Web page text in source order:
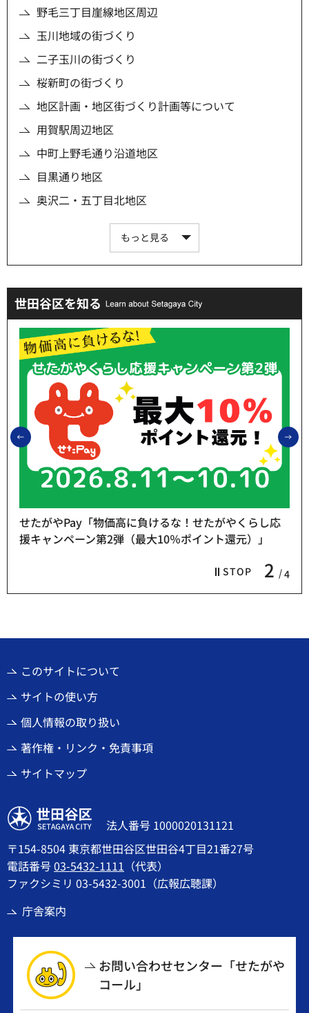
野毛三丁目崖線地区周辺
玉川地域の街づくり
二子玉川の街づくり
桜新町の街づくり
地区計画・地区街づくり計画等について
用賀駅周辺地区
中町上野毛通り沿道地区
目黒通り地区
奥沢二・五丁目北地区
もっと見る
世田谷区を知る
前のスライドを表示
STOP 2 4
せたがやPay「物価高に負けるな！せたがやくらし応
援キャンペーン第2弾（最大10％ポイント還元）」
このサイトについて
サイトの使い方
個人情報の取り扱い
著作権・リンク・免責事項
サイトマップ
世田谷区
法人番号 1000020131121
〒154-8504 東京都世田谷区世田谷4丁目21番27号
電話番号03-5432-1111 （代表）
ファクシミリ 03-5432-3001（広報広聴課）
庁舎案内
お問い合わせセンター「せたがや
コール」